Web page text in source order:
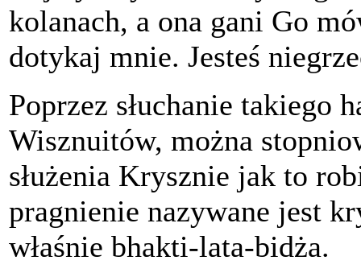
kolanach, a ona gani Go
dotykaj mnie. Jesteś
Poprzez słuchanie takiego
Wisznuitów, można
służenia Krysznie jak to
pragnienie nazywane jest
właśnie bhakti-lata-bidża.